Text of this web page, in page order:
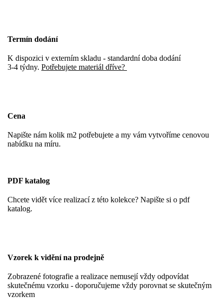
Termín dodání
K dispozici v externím skladu - standardní doba dodání
3-4 týdny. Potřebujete materiál dříve?
Cena
Napište nám kolik m2 potřebujete a my vám vytvoříme cenovou
nabídku na míru.
PDF katalog
Chcete vidět více realizací z této kolekce? Napište si o pdf
katalog.
Vzorek k vidění na prodejně
Zobrazené fotografie a realizace nemusejí vždy odpovídat
skutečnému vzorku - doporučujeme vždy porovnat se skutečným
vzorkem